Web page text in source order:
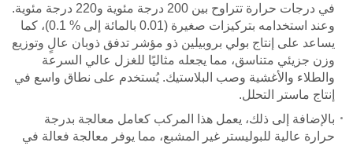
في درجات حرارة تتراوح بين 200 درجة مئوية و220 درجة مئوية.
وعند استخدامه بتركيزات صغيرة (0.01 بالمائة إلى
0.1 %
)، كما
يساعد على إنتاج بولي بروبيلين ذو مؤشر تدفق ذوبان عالٍ وتوزيع
وزن جزيئي متناسق، مما يجعله مثاليًا للغزل عالي السرعة
والطلاء والأغشية وصب البلاستيك. يُستخدم على نطاق واسع في
إنتاج ماستر التحلل.
بالإضافة إلى ذلك، يعمل هذا المركب كعامل معالجة بدرجة
حرارة عالية للبوليستر غير المشبع، مما يوفر معالجة فعالة في